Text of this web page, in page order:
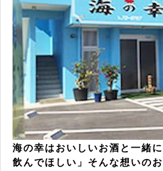
海の幸はおいしいお酒と一緒
飲んでほしい」そんな想いの